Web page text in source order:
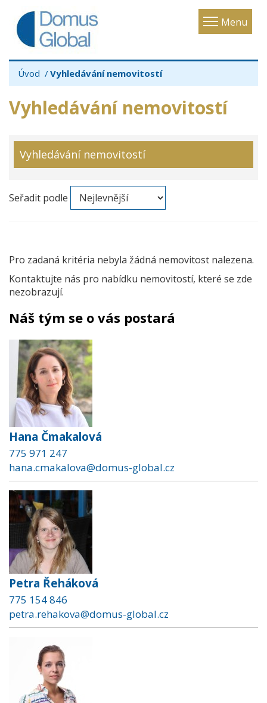
Menu
Toggle
Úvod Vyhledávání nemovitostí
Vyhledávání nemovitostí
Vyhledávání nemovitostí
Seřadit podle
Pro zadaná kritéria nebyla žádná nemovitost nalezena.
Kontaktujte nás pro nabídku nemovitostí, které se zde
nezobrazují.
Náš tým se o vás postará
Hana Čmakalová
775 971 247
hana.cmakalova@domus-global.cz
Petra Řeháková
775 154 846
petra.rehakova@domus-global.cz